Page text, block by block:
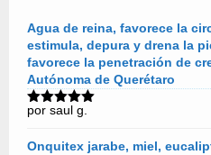
Agua de reina, favorece la
estimula, depura y drena la
favorece la penetración de
Autónoma de Querétaro
Valorado
por saul g.
Onquitex jarabe, miel,